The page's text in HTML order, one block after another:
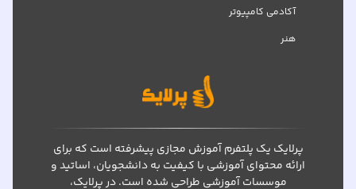
آکادمی کامپیوتر
هنر
پرلایک یک پلتفرم آموزش مجازی پیشرفته است که برای
ارائه محتوای آموزشی با کیفیت به دانشجویان، اساتید و
موسسات آموزشی طراحی شده است. در پرلایک،